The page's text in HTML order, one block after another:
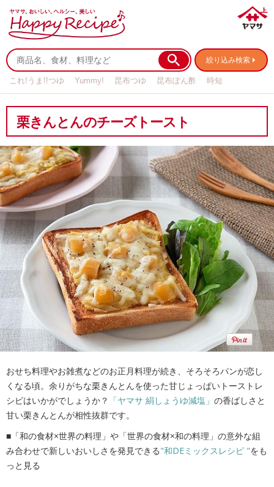
絞り込み検索
これ!うま!!つゆ Yummy! 昆布つゆ 昆布ぽん酢
時短
栗きんとんのチーズトースト
おせち料理やお雑煮などのお正月料理が続き、そろそろパンが恋し
くなる頃。余りがちな栗きんとんを使った甘じょっぱいトーストレ
シピはいかがでしょうか？ 「ヤマサ 絹しょうゆ減塩」 の香ばしさと
甘い栗きんとんが相性抜群です。
■「和の食材×世界の料理」や「世界の食材×和の料理」の意外な組
み合わせで新しいおいしさを発見できる"和DEミックスレシピ "をも
っと見る